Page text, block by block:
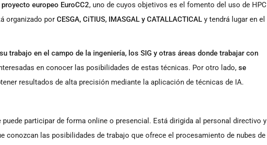
proyecto europeo EuroCC2, uno de cuyos objetivos es el fomento del uso de HPC
organizado porCESGA, CiTIUS, IMASGAL y CATALLACTICALy tendrá lugar en el
trabajo en el campo de la ingeniería, los SIG y otras áreas donde trabajar con
en conocer las posibilidades de estas técnicas. Por otro lado, se
resultados de alta precisión mediante la aplicación de técnicas de IA.
puede participar de forma online o presencial. Está dirigida al personal directivo y
conozcan las posibilidades de trabajo que ofrece el procesamiento de nubes de